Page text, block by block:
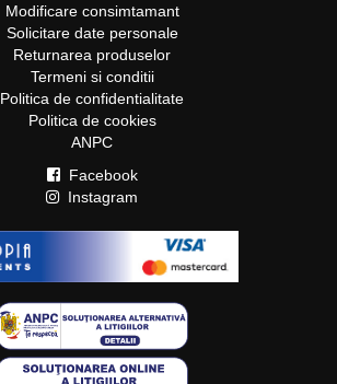
Modificare consimtamant
Solicitare date personale
Returnarea produselor
Termeni si conditii
Politica de confidentialitate
Politica de cookies
ANPC
Facebook
Instagram